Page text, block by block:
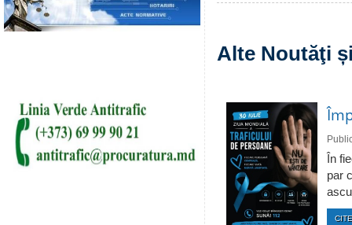
Alte Noutăţi
În
par